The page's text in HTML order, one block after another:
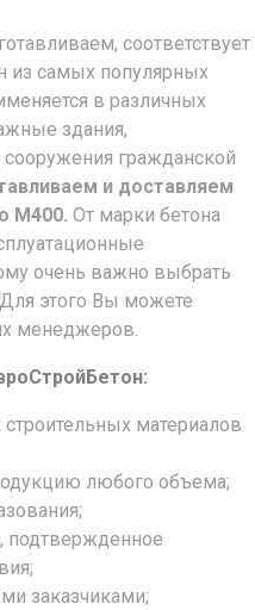
соответствует
из самых популярных
в различных
здания,
гражданской
и доставляем
М400. От марки бетона
очень важно выбрать
этого Вы можете
менеджеров.
материалов
любого объема;
подтвержденное
заказчиками;